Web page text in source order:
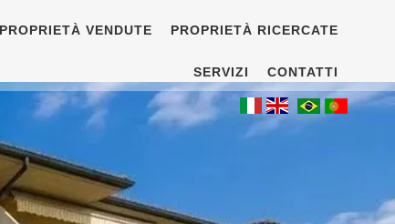
PROPRIETÀ VENDUTE PROPRIETÀ RICERCATE
SERVIZI CONTATTI